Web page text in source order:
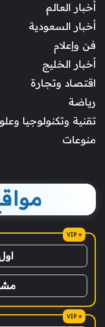
أخبار العالم
أخبار السعودية
فن وإعلام
أخبار الخليج
اقتصاد وتجارة
رياضة
تقنية وتكنولوجيا
منوعات